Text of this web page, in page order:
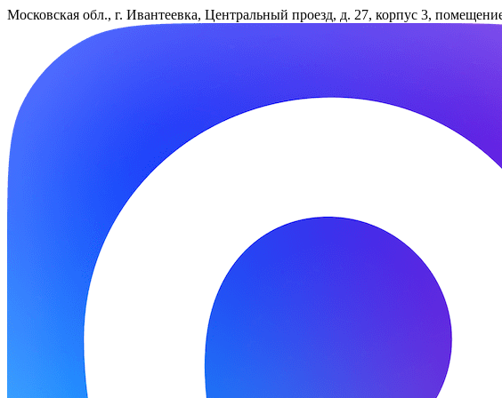
Московская обл., г. Ивантеевка, Центральный проезд, д. 27, корпус 3,